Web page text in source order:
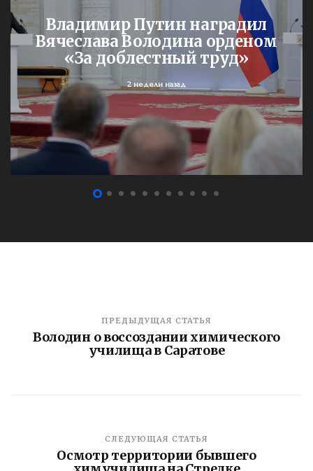
Владимир Путин наградил
Вячеслава Володина орденом
«За доблестный труд»
2 недели назад
ПРЕДЫДУЩАЯ СТАТЬЯ
Володин о воссоздании химического
училища в Саратове
СЛЕДУЮЩАЯ СТАТЬЯ
Осмотр территории бывшего